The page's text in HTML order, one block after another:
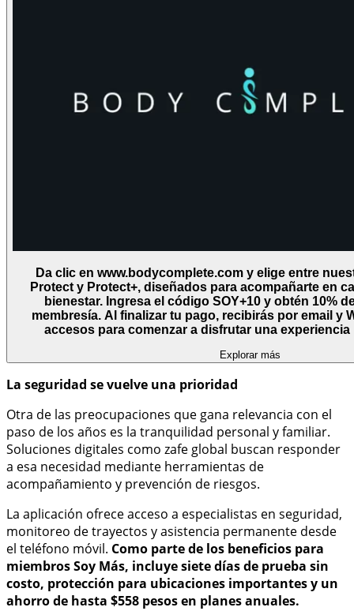
Da clic en www.bodycomplete.com y elige entre
Protect y Protect+, diseñados para acompañarte en
bienestar. Ingresa el código SOY+10 y obtén 10%
membresía. Al finalizar tu pago, recibirás por email y
accesos para comenzar a disfrutar una experiencia
Explorar más
La seguridad se vuelve una prioridad
Otra de las preocupaciones que gana relevancia con el
paso de los años es la tranquilidad personal y familiar.
Soluciones digitales como zafe global buscan responder
a esa necesidad mediante herramientas de
acompañamiento y prevención de riesgos.
La aplicación ofrece acceso a especialistas en seguridad,
monitoreo de trayectos y asistencia permanente desde
el teléfono móvil. Como parte de los beneficios para
miembros Soy Más, incluye siete días de prueba sin
costo, protección para ubicaciones importantes y un
ahorro de hasta $558 pesos en planes anuales.